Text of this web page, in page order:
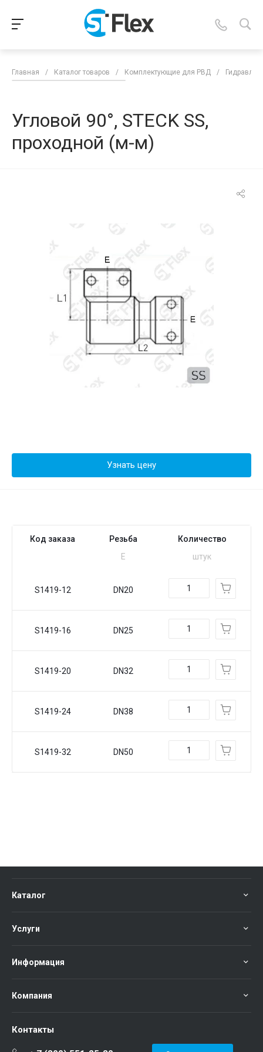
Главная / Каталог товаров / Комплектующие для РВД /
Угловой 90°, STECK SS,
проходной (м-м)
Узнать цену
Код заказа Резьба
Количество
Е
штук
S1419-12 DN20
S1419-16 DN25
S1419-20 DN32
S1419-24 DN38
S1419-32 DN50
Каталог
Услуги
Информация
Компания
Контакты